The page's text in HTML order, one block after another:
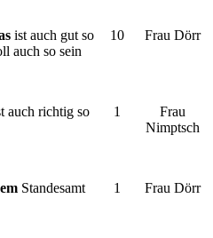
ist auch gut so
auch so sein
10 Frau Dörr
auch richtig so 1
Frau
Nimptsch
Standesamt 1 Frau Dörr